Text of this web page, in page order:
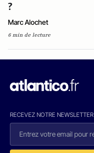
?
Marc Alochet
6 min de lecture
RECEVEZ NOTRE NEWSLETTER